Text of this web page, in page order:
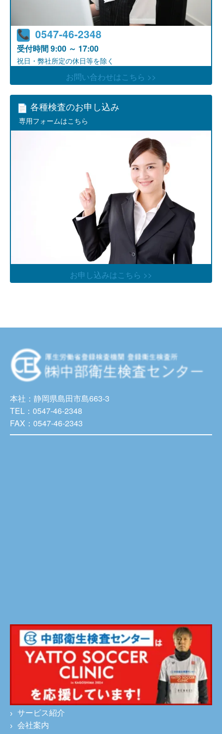
0547-46-2348
受付時間9:00 ～ 17:00
祝日・弊社所定の休日等を除く
お問い合わせはこちら >>
各種検査のお申し込み
専用フォームはこちら
お申し込みはこちら >>
本社：静岡県島田市島663-3
TEL：0547-46-2348
FAX：0547-46-2343
サービス紹介
会社案内